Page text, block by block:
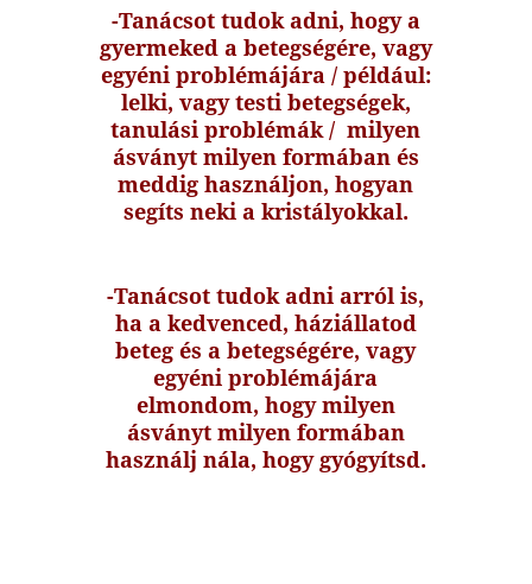
-Tanácsot tudok adni, hogy a
gyermeked a betegségére, vagy
egyéni problémájára / például:
lelki, vagy testi betegségek,
tanulási problémák / milyen
ásványt milyen formában és
meddig használjon, hogyan
segíts neki a kristályokkal.
-Tanácsot tudok adni arról is,
ha a kedvenced, háziállatod
beteg és a betegségére, vagy
egyéni problémájára
elmondom, hogy milyen
ásványt milyen formában
használj nála, hogy gyógyítsd.